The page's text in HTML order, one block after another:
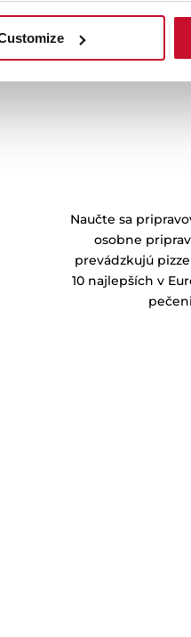
Naučte sa
osobne
prevádzkujú
10 najlepších v